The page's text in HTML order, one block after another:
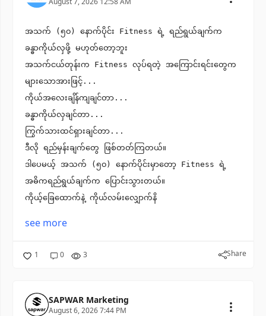
အသက် (၅၀) နောက်ပိုင်း Fitness ရဲ့ ရည်ရွယ်ချက်က
ခန္ဓာကိုယ်လှဖို့ မဟုတ်တော့ဘူး
အသက်ငယ်တုန်းက Fitness လုပ်ရတဲ့ အကြောင်းရင်းတွေက
များသောအားဖြင့်...
ကိုယ်အလေးချိန်ကျချင်တာ...
ခန္ဓာကိုယ်လှချင်တာ...
ကြွက်သားထင်ရှားချင်တာ...
ဒီလို ရည်မှန်းချက်တွေ ဖြစ်တတ်ကြတယ်။
ဒါပေမယ့် အသက် (၅၀) နောက်ပိုင်းမှာတော့ Fitness ရဲ့
အဓိကရည်ရွယ်ချက်က ပြောင်းသွားတယ်။
ကိုယ့်ခြေထောက်နဲ့ ကိုယ်လမ်းလျှောက်နိ
see more
1 0 3 Share
SAPWAR Marketing
August 6, 2026 7:44 PM